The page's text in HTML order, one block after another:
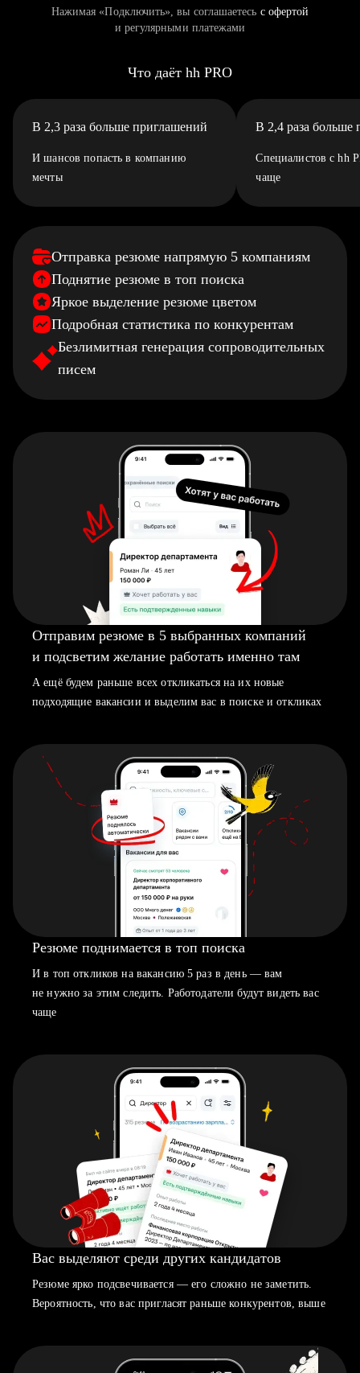
Нажимая «Подключить», вы соглашаетесь с офертой
и регулярными платежами
Что даёт hh PRO
В 2,3 раза больше приглашений
И шансов попасть в компанию
мечты
В 2,4 раза больше
Специалистов с hh
чаще
Отправка резюме напрямую 5 компаниям
Поднятие резюме в топ поиска
Яркое выделение резюме цветом
Подробная статистика по конкурентам
Безлимитная генерация сопроводительных
писем
Отправим резюме в 5 выбранных компаний
и подсветим желание работать именно там
А ещё будем раньше всех откликаться на их новые
подходящие вакансии и выделим вас в поиске и откликах
Резюме поднимается в топ поиска
И в топ откликов на вакансию 5 раз в день — вам
не нужно за этим следить. Работодатели будут видеть вас
чаще
Вас выделяют среди других кандидатов
Резюме ярко подсвечивается — его сложно не заметить.
Вероятность, что вас пригласят раньше конкурентов, выше